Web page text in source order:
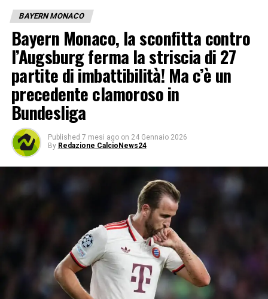
BAYERN MONACO
Bayern Monaco, la sconfitta contro
l’Augsburg ferma la striscia di 27
partite di imbattibilità! Ma c’è un
precedente clamoroso in
Bundesliga
Published 7 mesi ago on 24 Gennaio 2026
By Redazione CalcioNews24